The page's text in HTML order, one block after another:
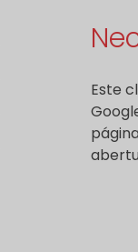
Este